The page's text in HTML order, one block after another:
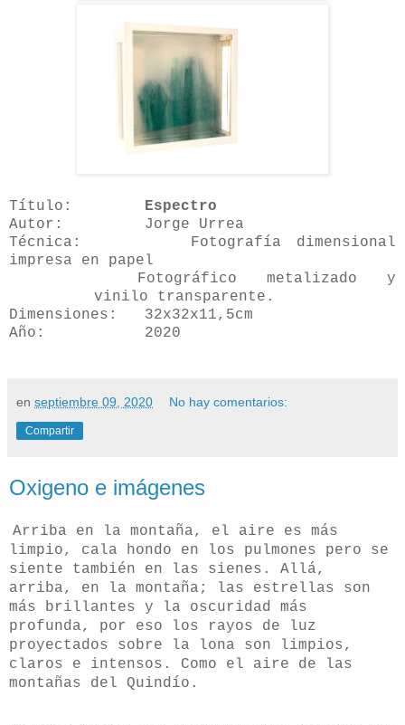
Título: Espectro
Autor: Jorge Urrea
Técnica: Fotografía dimensional
impresa en papel
Fotográfico metalizado y
vinilo transparente.
Dimensiones: 32x32x11,5cm
Año: 2020
en septiembre 09, 2020 No hay comentarios:
Compartir
Oxigeno e imágenes
Arriba en la montaña, el aire es más
limpio, cala hondo en los pulmones pero se
siente también en las sienes. Allá,
arriba, en la montaña; las estrellas son
más brillantes y la oscuridad más
profunda, por eso los rayos de luz
proyectados sobre la lona son limpios,
claros e intensos. Como el aire de las
montañas del Quindío.